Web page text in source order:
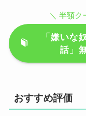
＼ 半額ク
「嫌いな
話」
おすすめ評価